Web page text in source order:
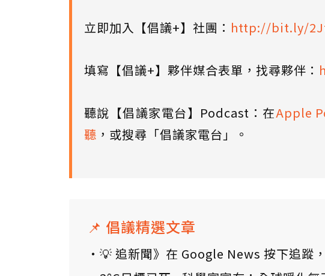
立即加入【倡議+】社團： http://bit.ly/
填寫【倡議+】夥伴媒合表單，找尋夥伴：
聽說【倡議家電台】Podcast：在Apple
聽 ，或搜尋「倡議家電台」。
📌 倡議精選文章
💡 追新聞》在 Google News 按下追蹤